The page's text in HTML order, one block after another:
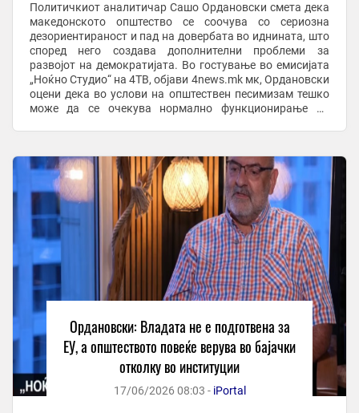
Политичкиот аналитичар Сашо Ордановски смета дека
македонското општество се соочува со сериозна
дезориентираност и пад на довербата во иднината, што
според него создава дополнителни проблеми за
развојот на демократијата. Во гостување во емисијата
„Ноќно Студио“ на 4ТВ, објави 4news.mk мк, Ордановски
оцени дека во услови на општествен песимизам тешко
може да се очекува нормално функционирање на
Ордановски: Владата не е подготвена за
ЕУ, а општеството повеќе верува во бајачки
отколку во институции
17/06/2026 08:03 - iPortal